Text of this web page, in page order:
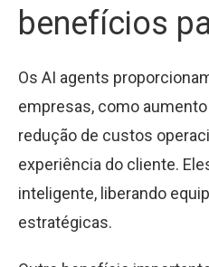
benefícios
Os AI agents
empresas, como
redução de custos
experiência do cliente.
inteligente, liberando
estratégicas.